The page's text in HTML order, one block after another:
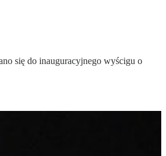
się do inauguracyjnego wyścigu o